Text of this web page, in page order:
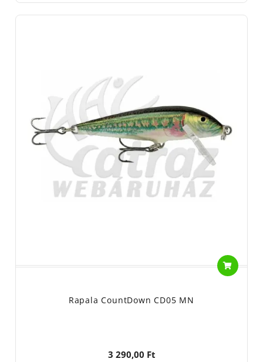
Rapala CountDown CD05 MN
3 290,00 Ft